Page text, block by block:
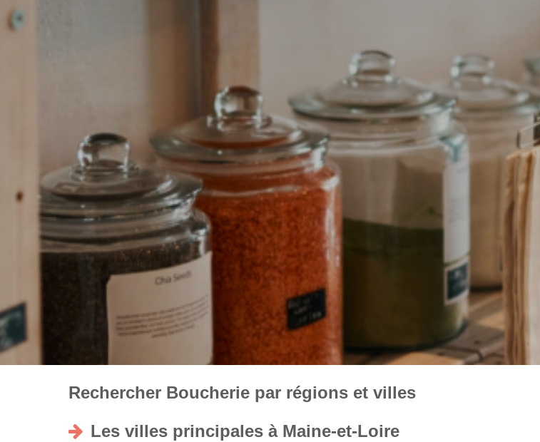
Rechercher Boucherie par régions et villes
Les villes principales à Maine-et-Loire